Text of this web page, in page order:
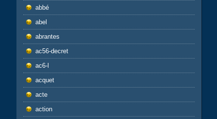
abbé
abel
abrantes
ac56-decret
ac6-l
acquet
acte
action